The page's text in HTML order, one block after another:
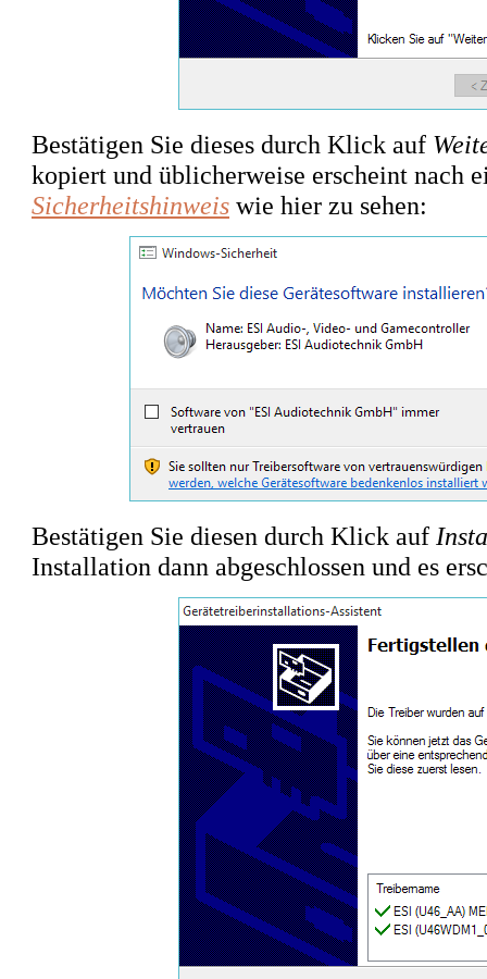
Bestätigen Sie dieses durch Klick auf
kopiert und üblicherweise erscheint nach
Sicherheitshinweis wie hier zu sehen:
Bestätigen Sie diesen durch Klick auf
Installation dann abgeschlossen und es